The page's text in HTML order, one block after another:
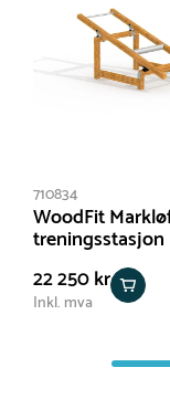
710834
WoodFit
treningsstasjon
22 250 kr
Inkl. mva